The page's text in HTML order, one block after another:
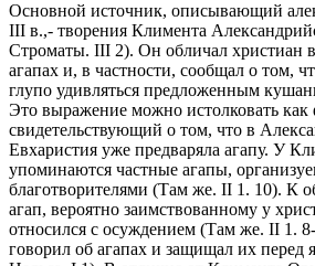
Основной источник, описывающий
III в.,- творения Климента
Строматы. III 2). Он обличал христиан в
агапах и, в частности, сообщал о том,
глупо удивляться предложенным
Это выражение можно истолковать как
свидетельствующий о том, что в
Евхаристия уже предваряла агапу. У
упоминаются частные агапы,
благотворителями (Там же. II 1. 10). К
агап, вероятно заимствованному у
относился с осуждением (Там же. II 1.
говорил об агапах и защищал их перед